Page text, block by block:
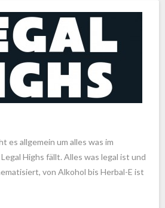
es allgemein um alles was im
Highs fällt. Alles was legal ist und
von Alkohol bis Herbal-E ist